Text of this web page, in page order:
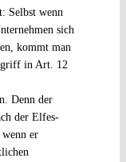
Selbst wenn
sich
kommt man
in Art. 12
Denn der
der Elfes-
er